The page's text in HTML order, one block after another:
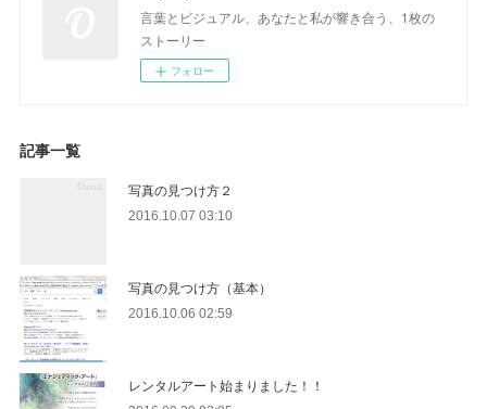
言葉とビジュアル、あなたと私が響き合う、1枚の
ストーリー
フォロー
記事一覧
写真の見つけ方２
2016.10.07 03:10
写真の見つけ方（基本）
2016.10.06 02:59
レンタルアート始まりました！！